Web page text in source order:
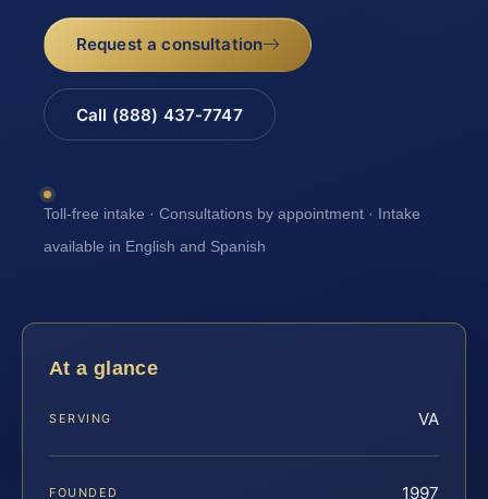
Request a consultation
Call (888) 437-7747
Toll-free intake · Consultations by appointment · Intake
available in English and Spanish
At a glance
SERVING VA
FOUNDED 1997